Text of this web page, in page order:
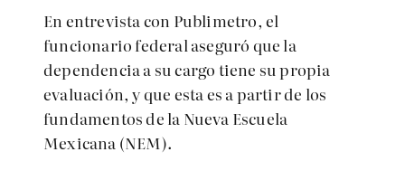
En entrevista con Publimetro, el
funcionario federal aseguró que la
dependencia a su cargo tiene su propia
evaluación, y que esta es a partir de los
fundamentos de la Nueva Escuela
Mexicana (NEM).